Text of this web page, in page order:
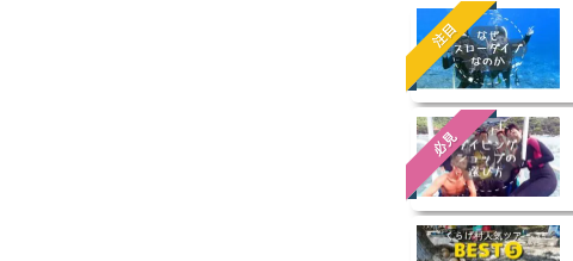
注目
必見